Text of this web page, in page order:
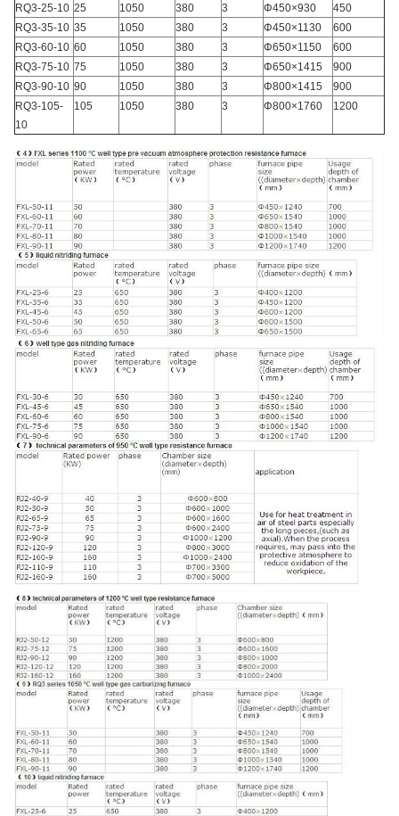
RQ3-25-10 25 1050 380 3 Φ450×930
450
RQ3-35-10 35 1050 380 3 Φ450×1130
600
RQ3-60-10 60 1050 380 3 Φ650×1150
600
RQ3-75-10 75 1050 380 3 Φ650×1415
900
RQ3-90-10 90 1050 380 3 Φ800×1415
900
RQ3-105-
10
105 1050 380 3 Φ800×1760 1200